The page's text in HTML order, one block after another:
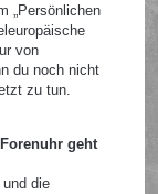
„Persönlichen
von
du noch nicht
zu tun.
geht
die